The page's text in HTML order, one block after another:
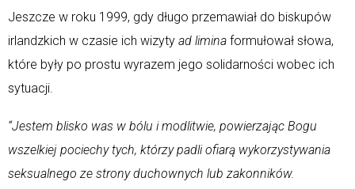
Jeszcze w roku 1999, gdy długo przemawiał do biskupów
irlandzkich w czasie ich wizyty ad limina formułował słowa,
które były po prostu wyrazem jego solidarności wobec ich
sytuacji.
“Jestem blisko was w bólu i modlitwie, powierzając Bogu
wszelkiej pociechy tych, którzy padli ofiarą wykorzystywania
seksualnego ze strony duchownych lub zakonników.